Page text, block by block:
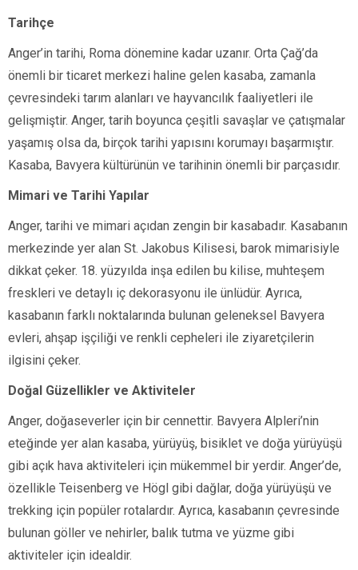
Tarihçe
Anger’in tarihi, Roma dönemine kadar uzanır. Orta Çağ’da
önemli bir ticaret merkezi haline gelen kasaba, zamanla
çevresindeki tarım alanları ve hayvancılık faaliyetleri ile
gelişmiştir. Anger, tarih boyunca çeşitli savaşlar ve çatışmalar
yaşamış olsa da, birçok tarihi yapısını korumayı başarmıştır.
Kasaba, Bavyera kültürünün ve tarihinin önemli bir parçasıdır.
Mimari ve Tarihi Yapılar
Anger, tarihi ve mimari açıdan zengin bir kasabadır. Kasabanın
merkezinde yer alan St. Jakobus Kilisesi, barok mimarisiyle
dikkat çeker. 18. yüzyılda inşa edilen bu kilise, muhteşem
freskleri ve detaylı iç dekorasyonu ile ünlüdür. Ayrıca,
kasabanın farklı noktalarında bulunan geleneksel Bavyera
evleri, ahşap işçiliği ve renkli cepheleri ile ziyaretçilerin
ilgisini çeker.
Doğal Güzellikler ve Aktiviteler
Anger, doğaseverler için bir cennettir. Bavyera Alpleri’nin
eteğinde yer alan kasaba, yürüyüş, bisiklet ve doğa yürüyüşü
gibi açık hava aktiviteleri için mükemmel bir yerdir. Anger’de,
özellikle Teisenberg ve Högl gibi dağlar, doğa yürüyüşü ve
trekking için popüler rotalardır. Ayrıca, kasabanın çevresinde
bulunan göller ve nehirler, balık tutma ve yüzme gibi
aktiviteler için idealdir.